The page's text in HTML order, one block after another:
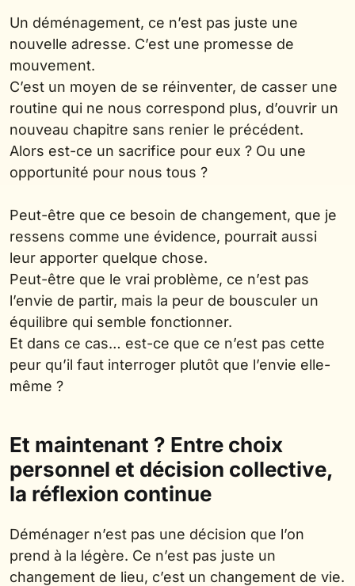
Un déménagement, ce n’est pas juste une
nouvelle adresse. C’est une promesse de
mouvement.
C’est un moyen de se réinventer, de casser une
routine qui ne nous correspond plus, d’ouvrir un
nouveau chapitre sans renier le précédent.
Alors est-ce un sacrifice pour eux ? Ou une
opportunité pour nous tous ?
Peut-être que ce besoin de changement, que je
ressens comme une évidence, pourrait aussi
leur apporter quelque chose.
Peut-être que le vrai problème, ce n’est pas
l’envie de partir, mais la peur de bousculer un
équilibre qui semble fonctionner.
Et dans ce cas… est-ce que ce n’est pas cette
peur qu’il faut interroger plutôt que l’envie elle-
même ?
Et maintenant ? Entre choix
personnel et décision collective,
la réflexion continue
Déménager n’est pas une décision que l’on
prend à la légère. Ce n’est pas juste un
changement de lieu, c’est un changement de vie.